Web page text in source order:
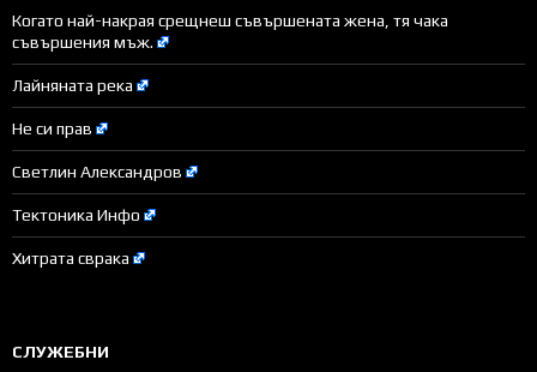
Когато най-накрая срещнеш съвършената жена, тя чака
съвършения мъж.
Лайняната река
Не си прав
Светлин Александров
Тектоника Инфо
Хитрата сврака
СЛУЖЕБНИ